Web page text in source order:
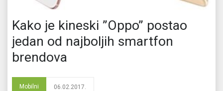
Kako je kineski ”Oppo” postao
jedan od najboljih smartfon
brendova
Mobilni 06.02.2017.